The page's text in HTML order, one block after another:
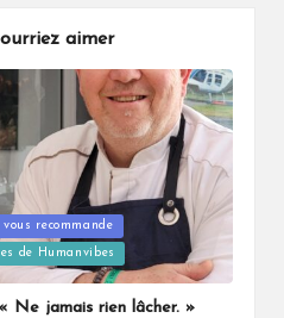
aimer
recommande
de Humanvibes
Ne jamais rien lâcher. »